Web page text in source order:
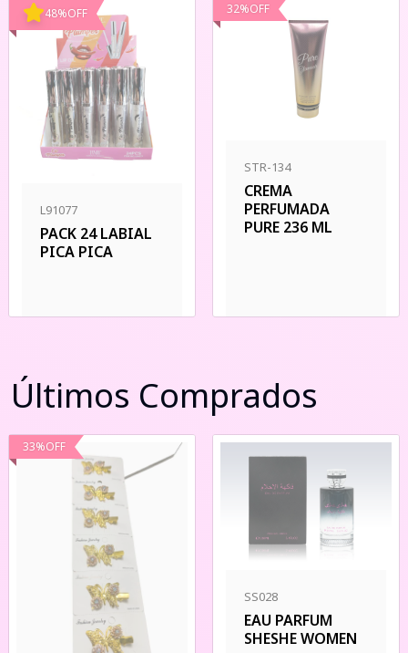
48%OFF
L91077
PACK 24 LABIAL
PICA PICA
32%OFF
STR-134
CREMA
PERFUMADA
PURE 236 ML
Últimos Comprados
33%OFF
SS028
EAU PARFUM
SHESHE WOMEN